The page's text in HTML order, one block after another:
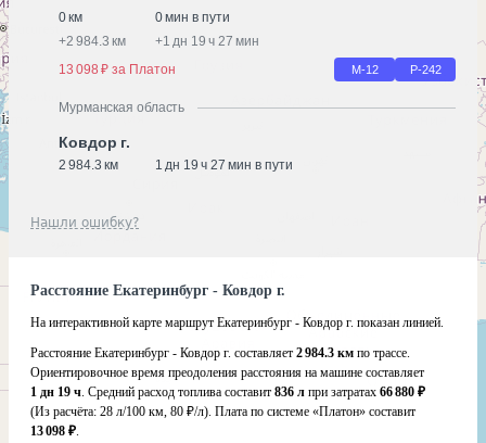
0 км
0 мин в пути
+2 984.3 км +1 дн 19 ч 27 мин
13 098 ₽ за Платон
М-12 Р-242
Мурманская область
Ковдор г.
2 984.3 км 1 дн 19 ч 27 мин в пути
Нашли ошибку?
Расстояние Екатеринбург - Ковдор г.
На интерактивной карте маршрут Екатеринбург - Ковдор г. показан линией.
Расстояние Екатеринбург - Ковдор г. составляет 2 984.3 км по трассе.
Ориентировочное время преодоления расстояния на машине составляет
1 дн 19 ч. Средний расход топлива составит 836 л при затратах 66 880 ₽
(Из расчёта: 28 л/100 км, 80 ₽/л). Плата по системе «Платон» составит
13 098 ₽.